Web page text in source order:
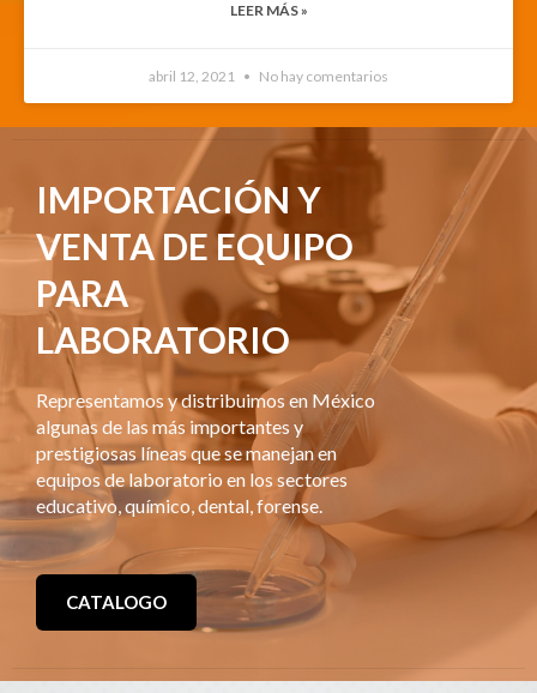
LEER MÁS »
abril 12, 2021 No hay comentarios
IMPORTACIÓN Y
VENTA DE EQUIPO
PARA
LABORATORIO
Representamos y distribuimos en México
algunas de las más importantes y
prestigiosas líneas que se manejan en
equipos de laboratorio en los sectores
educativo, químico, dental, forense.
CATALOGO